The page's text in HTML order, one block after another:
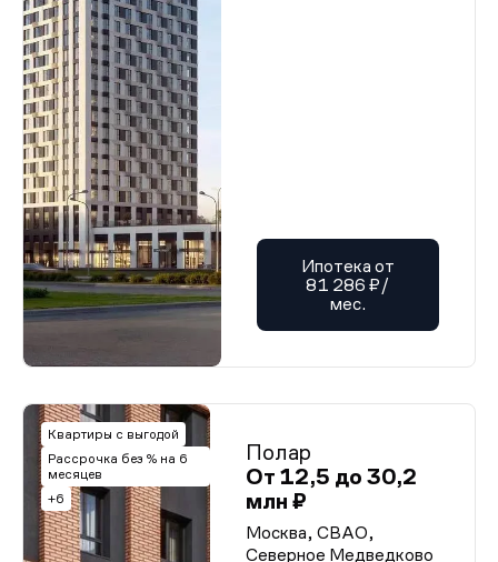
Ипотека от
81 286 ₽/
мес.
Квартиры с выгодой
Рассрочка без % на 6
месяцев
+6
Полар
От 12,5 до 30,2
млн ₽
Москва, СВАО,
Северное Медведково